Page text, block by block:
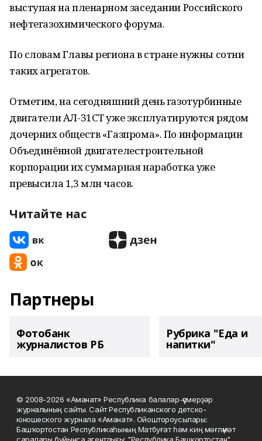
выступая на пленарном заседании Российского
нефтегазохимического форума.
По словам Главы региона в стране нужны сотни
таких агрегатов.
Отметим, на сегодняшний день газотурбинные
двигатели АЛ-31СТ уже эксплуатируются рядом
дочерних обществ «Газпрома». По информации
Объединённой двигателестроительной
корпорации их суммарная наработка уже
превысила 1,3 млн часов.
Читайте нас
Партнеры
Фотобанк
журналистов РБ
Рубрика "Еда и
напитки"
© 2008-2026 «Аманат» Республика балалар-үҫмерҙәр
журналының сайты. Сайт Республиканского детско-
юношеского журнала «Аманат». Ойоштороусылары:
Башҡортостан Республикаһының Матбуғат һәм киң мәғлүмәт